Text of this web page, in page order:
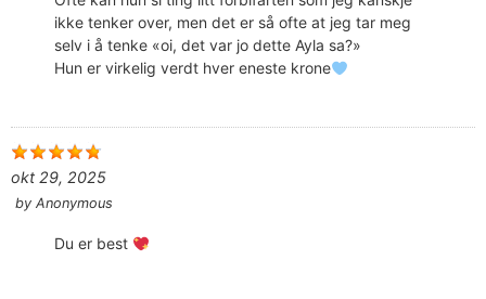
ikke tenker over, men det er så ofte at jeg tar meg
selv i å tenke «oi, det var jo dette Ayla sa?»
Hun er virkelig verdt hver eneste krone
okt 29, 2025
by Anonymous
Du er best